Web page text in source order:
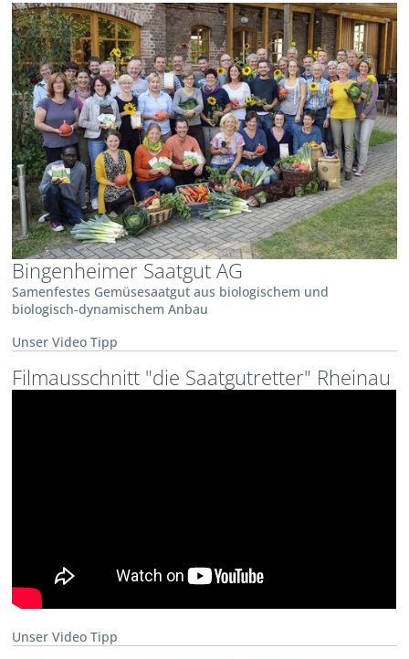
Bingenheimer Saatgut AG
Samenfestes Gemüsesaatgut aus biologischem und
biologisch-dynamischem Anbau
Unser Video Tipp
Filmausschnitt "die Saatgutretter" Rheinau
Unser Video Tipp